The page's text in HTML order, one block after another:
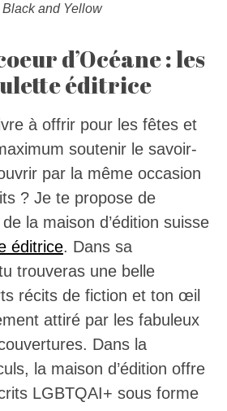
and Yellow
d’Océane : les
éditrice
à offrir pour les fêtes et
soutenir le savoir-
par la même occasion
? Je te propose de
la maison d’édition suisse
éditrice. Dans sa
trouveras une belle
récits de fiction et ton œil
attiré par les fabuleux
Dans la
la maison d’édition offre
LGBTQAI+ sous forme